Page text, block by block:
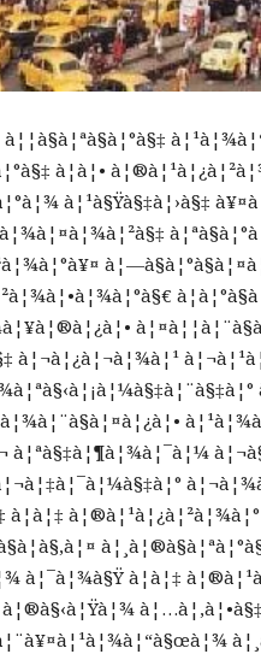
à¦à¦•
à¦¹à§Ÿà§‡à¦›à§‡
à¦¬à¦¿à¦¬à¦¾à¦¹
à¦ªà§‡à¦¶à¦¾à¦¯à¦¼
à¦à¦‡
à¦¯à¦¾à§Ÿ à¦à¦‡